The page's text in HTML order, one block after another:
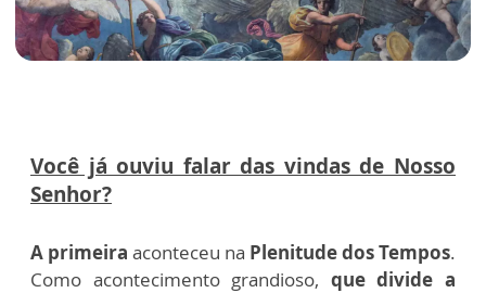
Você já ouviu falar das vindas de Nosso
Senhor?
A primeira aconteceu na Plenitude dos Tempos.
Como acontecimento grandioso, que divide a